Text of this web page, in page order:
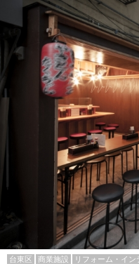
台東区 商業施設 リフォーム・イン